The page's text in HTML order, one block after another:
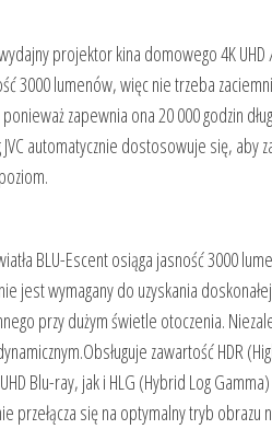
projektor kina domowego 4K UHD
3000 lumenów, więc nie trzeba
zapewnia ona 20 000 godzin
automatycznie dostosowuje się, aby
BLU-Escent osiąga jasność 3000
jest wymagany do uzyskania
przy dużym świetle otoczenia.
zawartość HDR
Blu-ray, jak i HLG (Hybrid Log
przełącza się na optymalny tryb